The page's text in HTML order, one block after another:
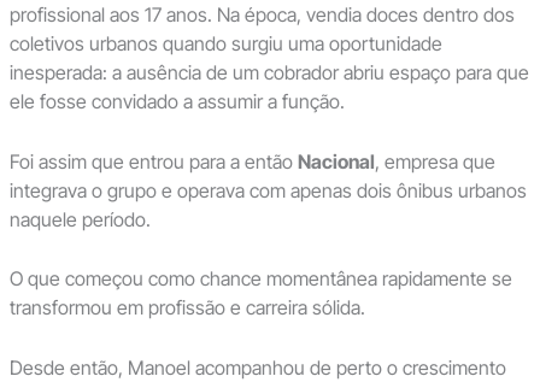
profissional aos 17 anos. Na época, vendia doces dentro dos
coletivos urbanos quando surgiu uma oportunidade
inesperada: a ausência de um cobrador abriu espaço para que
ele fosse convidado a assumir a função.
Foi assim que entrou para a então Nacional, empresa que
integrava o grupo e operava com apenas dois ônibus urbanos
naquele período.
O que começou como chance momentânea rapidamente se
transformou em profissão e carreira sólida.
Desde então, Manoel acompanhou de perto o crescimento